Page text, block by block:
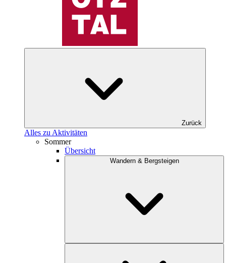
Zurück
Alles zu Aktivitäten
Sommer
Übersicht
Wandern & Bergsteigen